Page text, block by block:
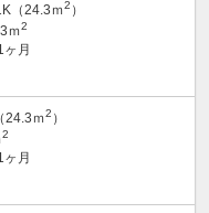
（24.3ｍ2 ）
ｍ2
月
24.3ｍ2 ）
2
月